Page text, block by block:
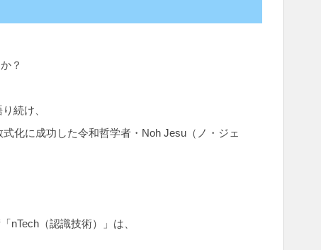
？
続け、
化に成功した令和哲学者・Noh Jesu（ノ・ジェ
nTech（認識技術）」は、